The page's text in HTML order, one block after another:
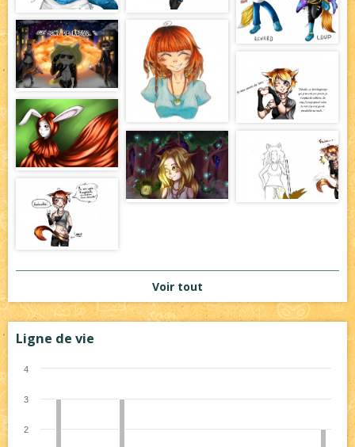
Voir tout
Ligne de vie
2
3
4